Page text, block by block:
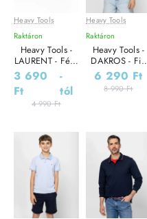
Leárazás
Heavy Tools
Raktáron
Heavy Tools -
LAURENT - Férfi
öv
3 690
Ft
-
tól
4 990 Ft
Leárazás
Heavy Tools
Raktáron
Heavy Tools -
DAKROS - Fiú
póló
6 290 Ft
8 990 Ft